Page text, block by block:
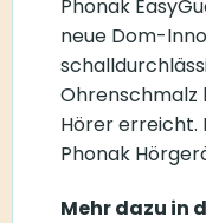
Phonak
neue Dom-
Ohrenschmalz
Hörer erreicht.
Phonak
Mehr dazu in